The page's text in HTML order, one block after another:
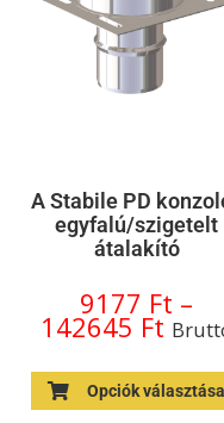
A Stabile PD
egyfalú/szigetelt
átalakító
9177 Ft –
142645 Ft
Opciók választása